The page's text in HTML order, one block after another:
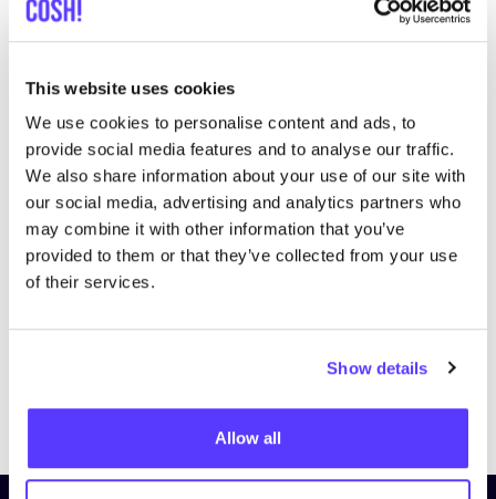
This website uses cookies
We use cookies to personalise content and ads, to
provide social media features and to analyse our traffic.
We also share information about your use of our site with
our social media, advertising and analytics partners who
may combine it with other information that you’ve
provided to them or that they’ve collected from your use
of their services.
Show details
Allow all